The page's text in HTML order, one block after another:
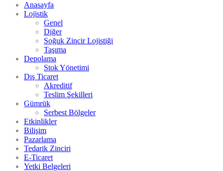
Anasayfa
Lojistik
Genel
Diğer
Soğuk Zincir Lojistiği
Taşıma
Depolama
Stok Yönetimi
Dış Ticaret
Akreditif
Teslim Şekilleri
Gümrük
Serbest Bölgeler
Etkinlikler
Bilişim
Pazarlama
Tedarik Zinciri
E-Ticaret
Yetki Belgeleri